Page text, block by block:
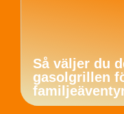
Så väljer du
gasolgrillen